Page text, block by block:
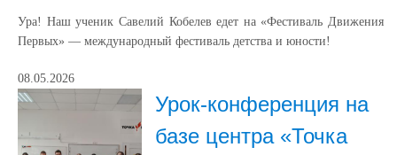
Ура! Наш ученик Савелий Кобелев едет на «Фестиваль Движения
Первых» — международный фестиваль детства и юности!
08.05.2026
Урок‑конференция на
базе центра «Точка